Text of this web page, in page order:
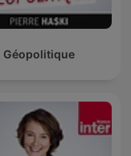
Géopolitique